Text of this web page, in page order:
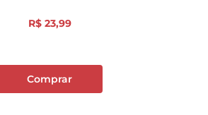
R$ 23,99
Comprar